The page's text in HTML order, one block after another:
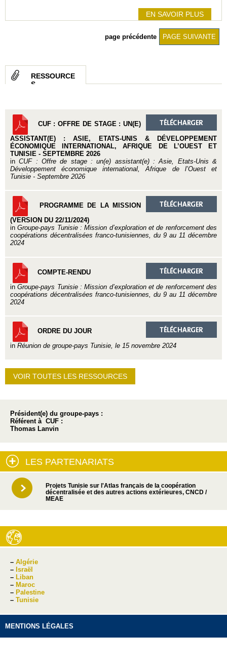
EN SAVOIR PLUS
page précédente PAGE SUIVANTE
RESSOURCE
S
CUF : OFFRE DE STAGE : UN(E)
ASSISTANT(E) : ASIE, ETATS-UNIS & DÉVELOPPEMENT
ÉCONOMIQUE INTERNATIONAL, AFRIQUE DE L’OUEST ET
TUNISIE - SEPTEMBRE 2026
inCUF : Offre de stage : un(e) assistant(e) : Asie, Etats-Unis &
Développement économique international, Afrique de l’Ouest et
Tunisie - Septembre 2026
PROGRAMME DE LA MISSION
(VERSION DU 22/11/2024)
inGroupe-pays Tunisie : Mission d’exploration et de renforcement des
coopérations décentralisées franco-tunisiennes, du 9 au 11 décembre
2024
COMPTE-RENDU
inGroupe-pays Tunisie : Mission d’exploration et de renforcement des
coopérations décentralisées franco-tunisiennes, du 9 au 11 décembre
2024
ORDRE DU JOUR
in Réunion de groupe-pays Tunisie, le 15 novembre 2024
VOIR TOUTES LES RESSOURCES
Président(e) du groupe-pays :
Référent à CUF :
Thomas Lanvin
LES PARTENARIATS
Projets Tunisie sur l'Atlas français de la coopération
décentralisée et des autres actions extérieures, CNCD /
MEAE
– Algérie
– Israël
– Liban
– Maroc
– Palestine
– Tunisie
MENTIONS LÉGALES